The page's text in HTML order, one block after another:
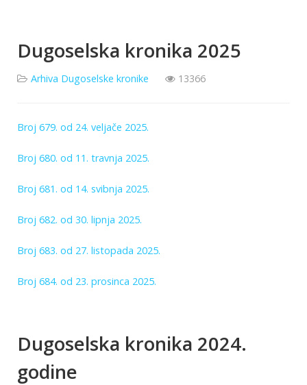
Dugoselska kronika 2025
Arhiva Dugoselske kronike 13366
Broj 679. od 24. veljače 2025.
Broj 680. od 11. travnja 2025.
Broj 681. od 14. svibnja 2025.
Broj 682. od 30. lipnja 2025.
Broj 683. od 27. listopada 2025.
Broj 684. od 23. prosinca 2025.
Dugoselska kronika 2024.
godine